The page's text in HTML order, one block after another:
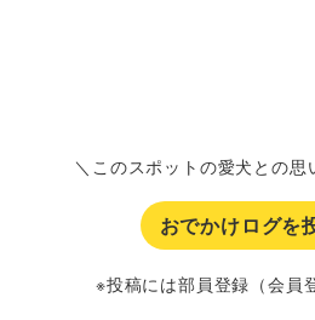
＼このスポットの愛犬との思
おでかけログを
※投稿には部員登録（会員